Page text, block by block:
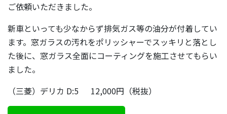
ご依頼いただきました。
新車といっても少なからず排気ガス等の油分が付着してい
ます。窓ガラスの汚れをポリッシャーでスッキリと落とし
た後に、窓ガラス全面にコーティングを施工させてもらい
ました。
（三菱）デリカ D:5 12,000円（税抜）